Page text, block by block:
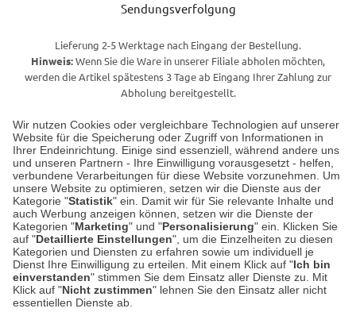
Wir nutzen Cookies oder vergleichbare Technologien auf unserer
Website für die Speicherung oder Zugriff von Informationen in
Ihrer Endeinrichtung. Einige sind essenziell, während andere uns
und unseren Partnern - Ihre Einwilligung vorausgesetzt - helfen,
verbundene Verarbeitungen für diese Website vorzunehmen. Um
unsere Website zu optimieren, setzen wir die Dienste aus der
Kategorie "Statistik" ein. Damit wir für Sie relevante Inhalte und
auch Werbung anzeigen können, setzen wir die Dienste der
Kategorien "Marketing" und "Personalisierung" ein. Klicken Sie
auf "Detaillierte Einstellungen", um die Einzelheiten zu diesen
Kategorien und Diensten zu erfahren sowie um individuell je
Dienst Ihre Einwilligung zu erteilen. Mit einem Klick auf "Ich bin
einverstanden" stimmen Sie dem Einsatz aller Dienste zu. Mit
Klick auf "Nicht zustimmen" lehnen Sie den Einsatz aller nicht
essentiellen Dienste ab.
Sendungsverfolgung
Lieferung 2-5 Werktage nach Eingang der Bestellung.
Hinweis:Wenn Sie die Ware in unserer Filiale abholen möchten,
werden die Artikel spätestens 3 Tage ab Eingang Ihrer Zahlung zur
Abholung bereitgestellt.
Unser Geschäft in Meckenheim
Auf dem Steinbüchel 6
53340 Meckenheim
Montag bis Samstag 9:00 Uhr bis 18:00 Uhr
weitere Information
Hier finden Sie uns im Netz